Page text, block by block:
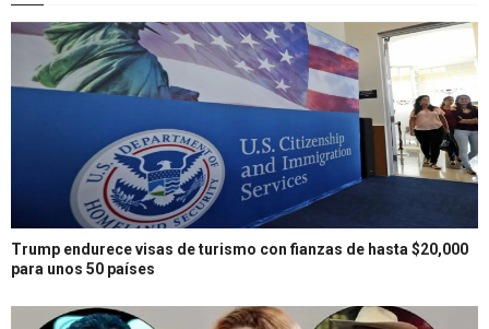
Trump endurece visas de turismo con fianzas de hasta $20,000
para unos 50 países